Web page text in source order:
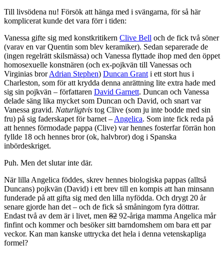
Till livsödena nu! Försök att hänga med i svängarna, för så här
komplicerat kunde det vara förr i tiden:
Vanessa gifte sig med konstkritikern Clive Bell och de fick två söner
(varav en var Quentin som blev keramiker). Sedan separerade de
(ingen regelrätt skilsmässa) och Vanessa flyttade ihop med den öppet
homosexuelle konstnären (och ex-pojkvän till Vanessas och
Virginias brorAdrian Stephen) Duncan Grant i ett stort hus i
Charleston, som för att krydda denna anrättning lite extra hade med
sig sin pojkvän – författaren David Garnett. Duncan och Vanessa
delade säng lika mycket som Duncan och David, och snart var
Vanessa gravid. Naturligtvis tog Clive (som ju inte bodde med sin
fru) på sig faderskapet för barnet – Angelica. Som inte fick reda på
att hennes förmodade pappa (Clive) var hennes fosterfar förrän hon
fyllde 18 och hennes bror (ok, halvbror) dog i Spanska
inbördeskriget.
Puh. Men det slutar inte där.
När lilla Angelica föddes, skrev hennes biologiska pappas (alltså
Duncans) pojkvän (David) i ett brev till en kompis att han minsann
funderade på att gifta sig med den lilla nyfödda. Och drygt 20 år
senare gjorde han det – och de fick så småningom fyra döttrar.
Endast två av dem är i livet, men 82 92-åriga mamma Angelica mår
finfint och kommer och besöker sitt barndomshem om bara ett par
veckor. Kan man kanske uttrycka det hela i denna vetenskapliga
formel?